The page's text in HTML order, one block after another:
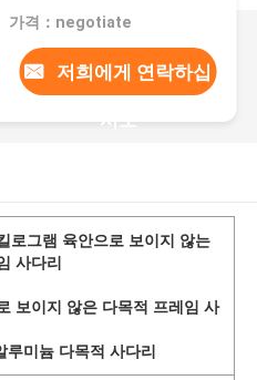
가격：negotiate
저희에게 연락하십
시오
로그램 육안으로 보이지 않는
사다리
보이지 않은 다목적 프레임 사
루미늄 다목적 사다리